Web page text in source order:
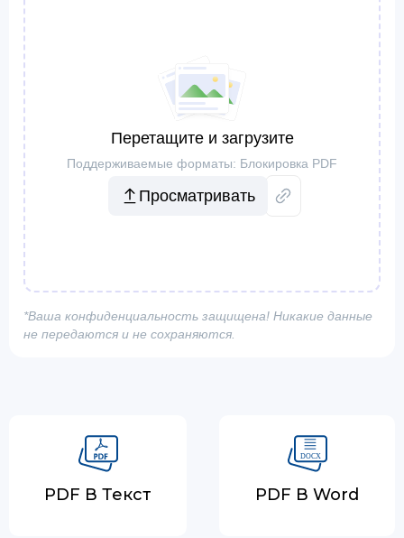
Перетащите и загрузите
Поддерживаемые форматы: Блокировка PDF
Просматривать
*Ваша конфиденциальность защищена! Никакие данные
не передаются и не сохраняются.
PDF В Текст PDF В Word